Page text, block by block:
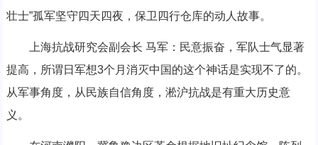
壮士”孤军坚守四天四夜，保卫四行仓库的动人故事。
上海抗战研究会副会长 马军：民意振奋，军队士气显著
提高，所谓日军想3个月消灭中国的这个神话是实现不了的。
从军事角度，从民族自信角度，淞沪抗战是有重大历史意
义。